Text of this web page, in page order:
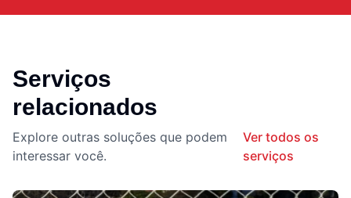
Serviços
relacionados
Explore outras soluções que podem
interessar você.
Ver todos os
serviços